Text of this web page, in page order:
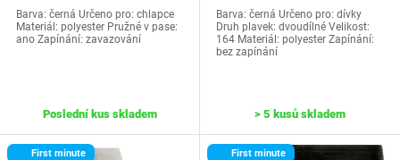
Barva: černá Určeno pro: chlapce
Materiál: polyester Pružné v pase:
ano Zapínání: zavazování
Poslední kus skladem
Barva: černá Určeno pro: dívky
Druh plavek: dvoudílné Velikost:
164 Materiál: polyester Zapínání:
bez zapínání
> 5 kusů skladem
First minute First minute